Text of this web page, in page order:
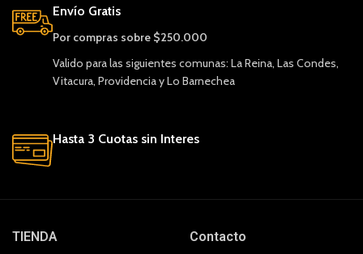
Envío Gratis
Por compras sobre $250.000
Valido para las siguientes comunas: La Reina, Las Condes,
Vitacura, Providencia y Lo Barnechea
Hasta 3 Cuotas sin Interes
TIENDA Contacto